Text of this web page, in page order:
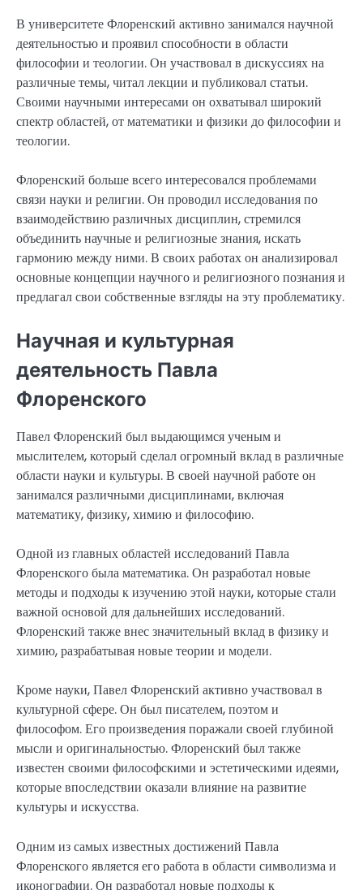
В университете Флоренский активно занимался научной
деятельностью и проявил способности в области
философии и теологии. Он участвовал в дискуссиях на
различные темы, читал лекции и публиковал статьи.
Своими научными интересами он охватывал широкий
спектр областей, от математики и физики до философии и
теологии.
Флоренский больше всего интересовался проблемами
связи науки и религии. Он проводил исследования по
взаимодействию различных дисциплин, стремился
объединить научные и религиозные знания, искать
гармонию между ними. В своих работах он анализировал
основные концепции научного и религиозного познания и
предлагал свои собственные взгляды на эту проблематику.
Научная и культурная
деятельность Павла
Флоренского
Павел Флоренский был выдающимся ученым и
мыслителем, который сделал огромный вклад в различные
области науки и культуры. В своей научной работе он
занимался различными дисциплинами, включая
математику, физику, химию и философию.
Одной из главных областей исследований Павла
Флоренского была математика. Он разработал новые
методы и подходы к изучению этой науки, которые стали
важной основой для дальнейших исследований.
Флоренский также внес значительный вклад в физику и
химию, разрабатывая новые теории и модели.
Кроме науки, Павел Флоренский активно участвовал в
культурной сфере. Он был писателем, поэтом и
философом. Его произведения поражали своей глубиной
мысли и оригинальностью. Флоренский был также
известен своими философскими и эстетическими идеями,
которые впоследствии оказали влияние на развитие
культуры и искусства.
Одним из самых известных достижений Павла
Флоренского является его работа в области символизма и
иконографии. Он разработал новые подходы к